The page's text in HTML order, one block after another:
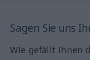
Sagen Sie uns
Wie gefällt Ihnen